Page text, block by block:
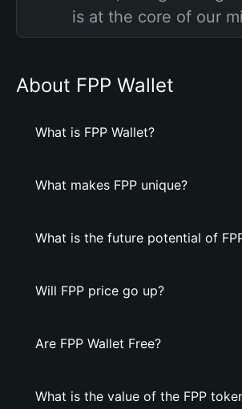
is at the core of our
About FPP Wallet
What is FPP Wallet?
What makes FPP unique?
What is the future potential of
Will FPP price go up?
Are FPP Wallet Free?
What is the value of the FPP